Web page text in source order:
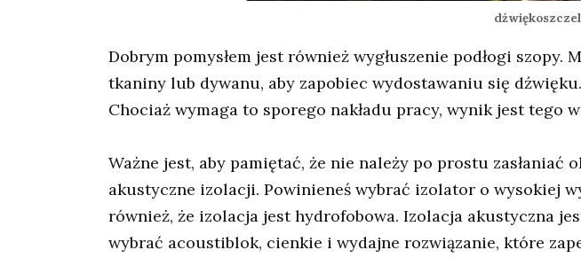
Dobrym pomysłem jest również wygłuszenie podłogi
tkaniny lub dywanu, aby zapobiec wydostawaniu się
Chociaż wymaga to sporego nakładu pracy, wynik jest tego
Ważne jest, aby pamiętać, że nie należy po prostu
akustyczne izolacji. Powinieneś wybrać izolator o wysokiej
również, że izolacja jest hydrofobowa. Izolacja akustyczna
wybrać acoustiblok, cienkie i wydajne rozwiązanie, które